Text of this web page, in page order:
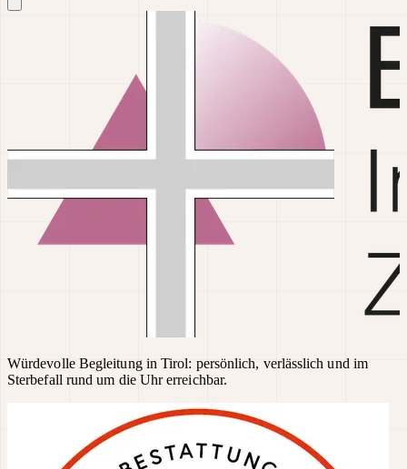
Würdevolle Begleitung in Tirol: persönlich, verlässlich und im
Sterbefall rund um die Uhr erreichbar.